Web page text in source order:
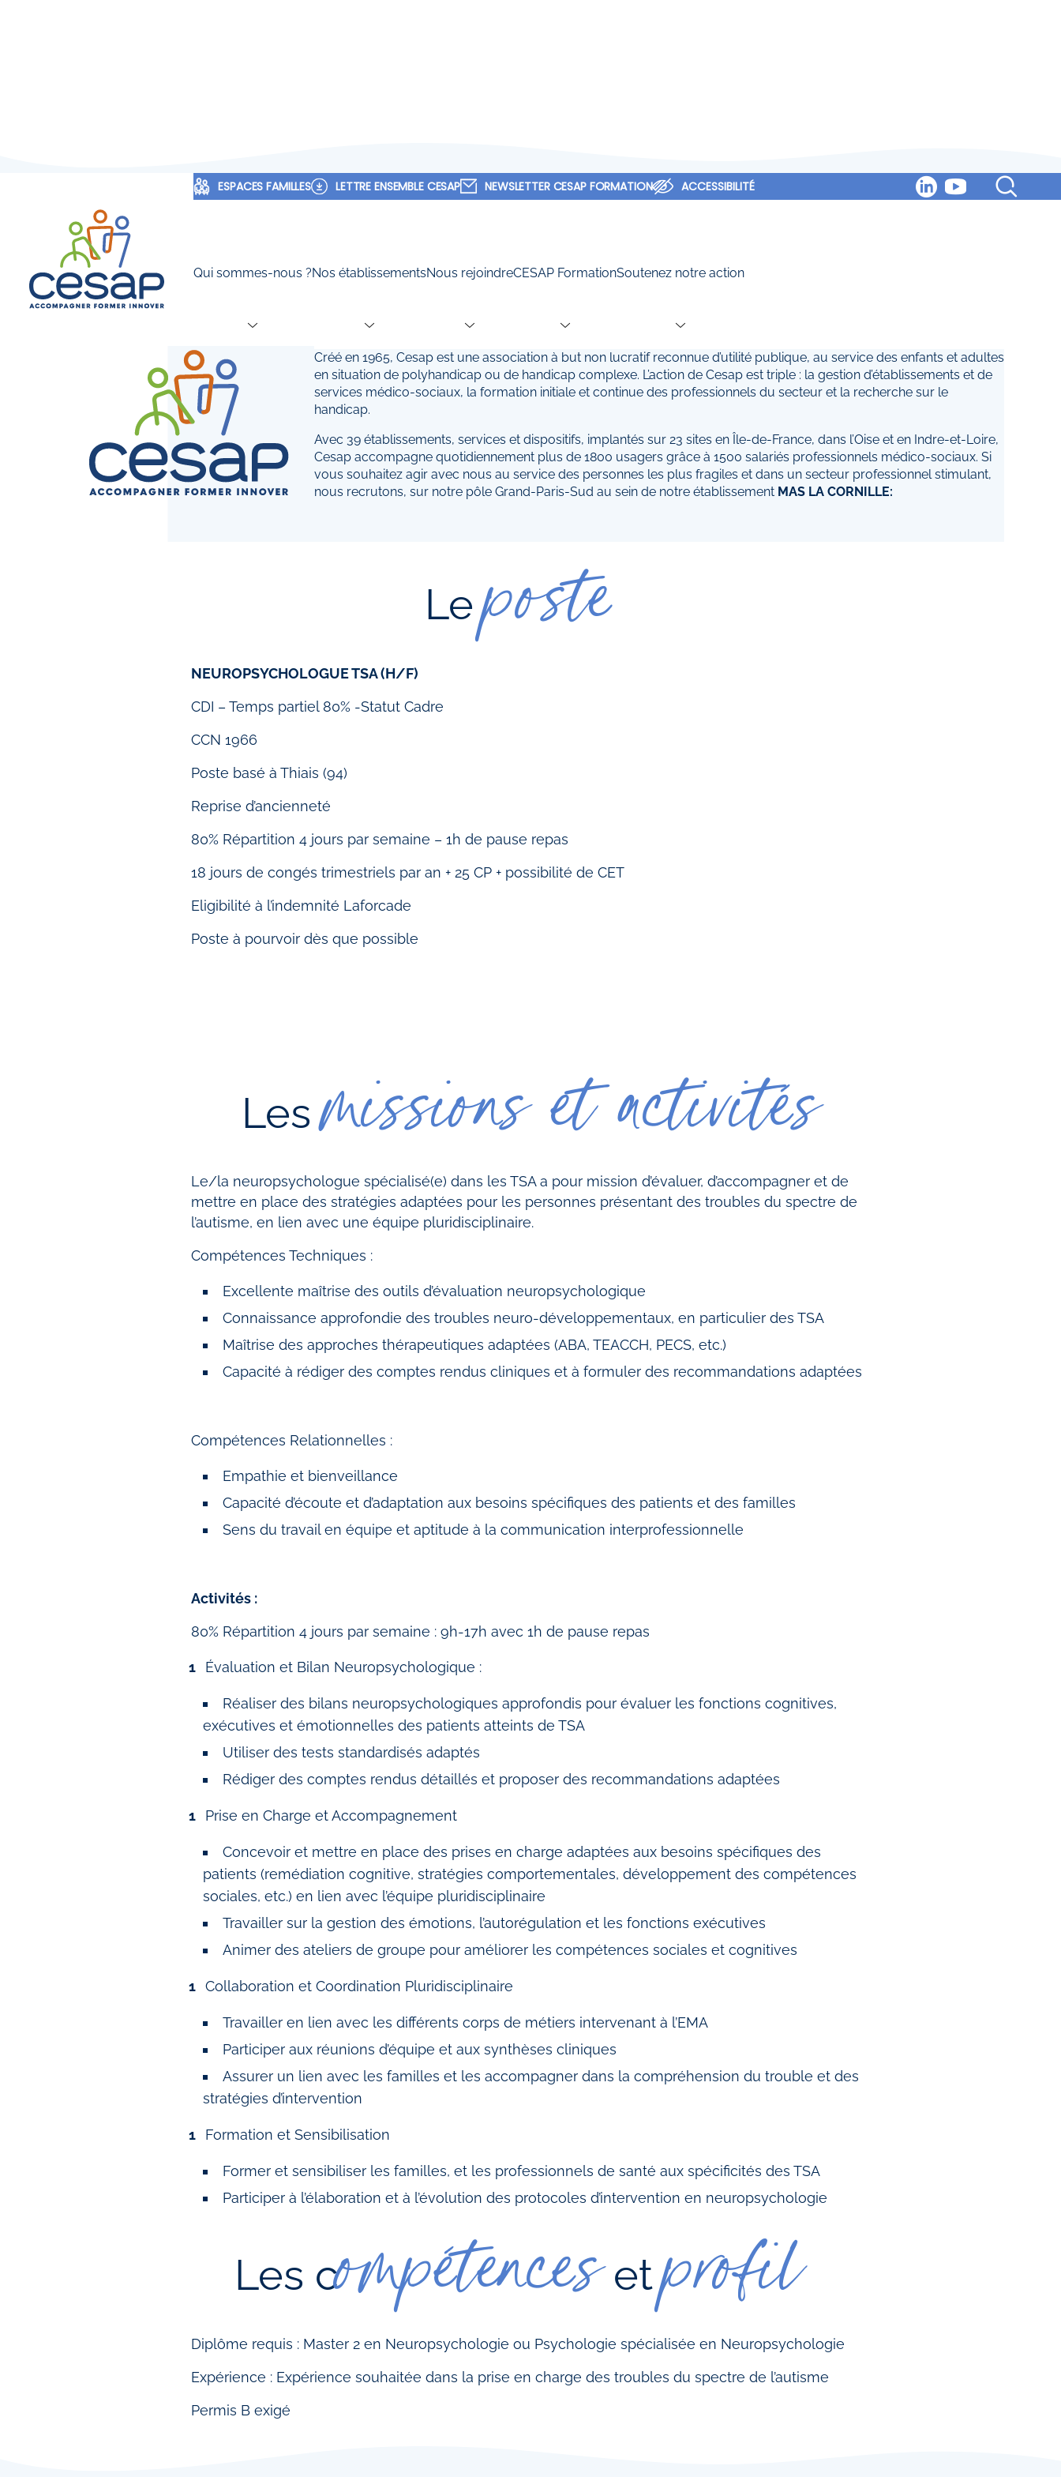
ESPACES FAMILLES LETTRE ENSEMBLE CESAP NEWSLETTER CESAP FORMATION ACCESSIBILITÉ
Qui sommes-nous ?Nos établissementsNous rejoindreCESAP FormationSoutenez notre action
NeuroPsychologue H/F
CDI
94 - NeuroPsychologue H/F
Créé en 1965, Cesap est une association à but non lucratif reconnue d’utilité publique, au service des enfants et adultes
en situation de polyhandicap ou de handicap complexe. L’action de Cesap est triple : la gestion d’établissements et de
services médico-sociaux, la formation initiale et continue des professionnels du secteur et la recherche sur le
handicap.
Avec 39 établissements, services et dispositifs, implantés sur 23 sites en Île-de-France, dans l’Oise et en Indre-et-Loire,
Cesap accompagne quotidiennement plus de 1800 usagers grâce à 1500 salariés professionnels médico-sociaux. Si
vous souhaitez agir avec nous au service des personnes les plus fragiles et dans un secteur professionnel stimulant,
nous recrutons, sur notre pôle Grand-Paris-Sud au sein de notre établissement MAS LA CORNILLE:
Leposte
NEUROPSYCHOLOGUE TSA (H/F)
CDI – Temps partiel 80% -Statut Cadre
CCN 1966
Poste basé à Thiais (94)
Reprise d’ancienneté
80% Répartition 4 jours par semaine – 1h de pause repas
18 jours de congés trimestriels par an + 25 CP + possibilité de CET
Eligibilité à l’indemnité Laforcade
Poste à pourvoir dès que possible
Lesmissions et activités
Le/la neuropsychologue spécialisé(e) dans les TSA a pour mission d’évaluer, d’accompagner et de
mettre en place des stratégies adaptées pour les personnes présentant des troubles du spectre de
l’autisme, en lien avec une équipe pluridisciplinaire.
Compétences Techniques :
Excellente maîtrise des outils d’évaluation neuropsychologique
Connaissance approfondie des troubles neuro-développementaux, en particulier des TSA
Maîtrise des approches thérapeutiques adaptées (ABA, TEACCH, PECS, etc.)
Capacité à rédiger des comptes rendus cliniques et à formuler des recommandations adaptées
Compétences Relationnelles :
Empathie et bienveillance
Capacité d’écoute et d’adaptation aux besoins spécifiques des patients et des familles
Sens du travail en équipe et aptitude à la communication interprofessionnelle
Activités :
80% Répartition 4 jours par semaine : 9h-17h avec 1h de pause repas
Évaluation et Bilan Neuropsychologique :
Réaliser des bilans neuropsychologiques approfondis pour évaluer les fonctions cognitives,
exécutives et émotionnelles des patients atteints de TSA
Utiliser des tests standardisés adaptés
Rédiger des comptes rendus détaillés et proposer des recommandations adaptées
Prise en Charge et Accompagnement
Concevoir et mettre en place des prises en charge adaptées aux besoins spécifiques des
patients (remédiation cognitive, stratégies comportementales, développement des compétences
sociales, etc.) en lien avec l’équipe pluridisciplinaire
Travailler sur la gestion des émotions, l’autorégulation et les fonctions exécutives
Animer des ateliers de groupe pour améliorer les compétences sociales et cognitives
Collaboration et Coordination Pluridisciplinaire
Travailler en lien avec les différents corps de métiers intervenant à l’EMA
Participer aux réunions d’équipe et aux synthèses cliniques
Assurer un lien avec les familles et les accompagner dans la compréhension du trouble et des
stratégies d’intervention
Formation et Sensibilisation
Former et sensibiliser les familles, et les professionnels de santé aux spécificités des TSA
Participer à l’élaboration et à l’évolution des protocoles d’intervention en neuropsychologie
Les compétencesetprofil
Diplôme requis : Master 2 en Neuropsychologie ou Psychologie spécialisée en Neuropsychologie
Expérience : Expérience souhaitée dans la prise en charge des troubles du spectre de l’autisme
Permis B exigé